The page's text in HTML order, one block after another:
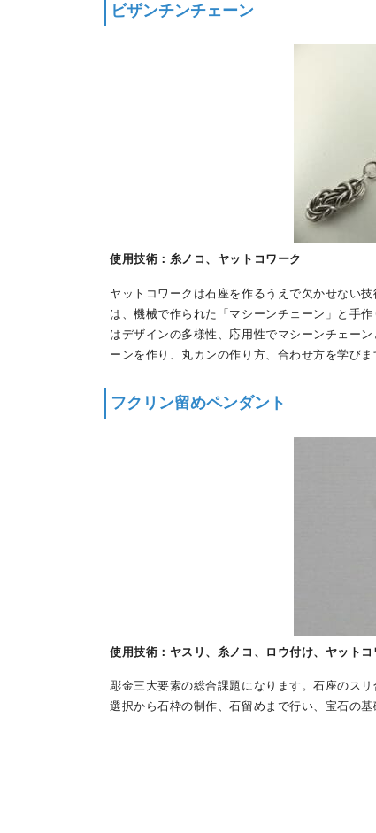
ビザンチンチェーン
使用技術：糸ノコ、ヤットコワーク
ヤットコワークは石座を作るうえで欠かせない
は、機械で作られた「マシーンチェーン」と手
はデザインの多様性、応用性でマシーンチェー
ーンを作り、丸カンの作り方、合わせ方を学びま
フクリン留めペンダント
使用技術：ヤスリ、糸ノコ、ロウ付け、ヤット
彫金三大要素の総合課題になります。石座のス
選択から石枠の制作、石留めまで行い、宝石の基